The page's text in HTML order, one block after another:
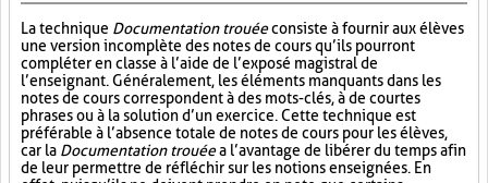
La technique Documentation trouéeconsiste à fournir aux élèves
une version incomplète des notes de cours qu’ils pourront
compléter en classe à l’aide de l’exposé magistral de
l’enseignant. Généralement, les éléments manquants dans les
notes de cours correspondent à des mots-clés, à de courtes
phrases ou à la solution d’un exercice. Cette technique est
préférable à l’absence totale de notes de cours pour les élèves,
car la Documentation trouéea l’avantage de libérer du temps afin
de leur permettre de réfléchir sur les notions enseignées. En